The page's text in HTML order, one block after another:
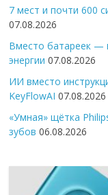
7 мест и почти 600
07.08.2026
Вместо батареек —
энергии 07.08.2026
ИИ вместо
KeyFlowAI 07.08.2026
«Умная» щётка
зубов 06.08.2026